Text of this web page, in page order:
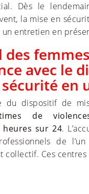
Dès le
la mise en
entretien en
des
avec le
en
du dispositif de
de
heures sur 24.
de
collectif. Ces centres